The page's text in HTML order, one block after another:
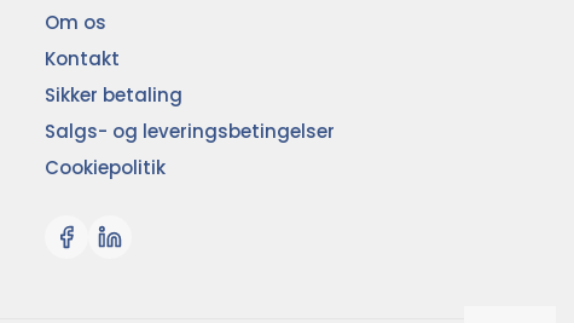
Om os
Kontakt
Sikker betaling
Salgs- og leveringsbetingelser
Cookiepolitik